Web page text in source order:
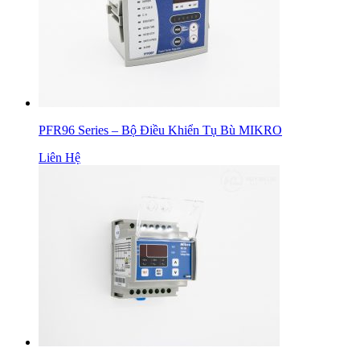
PFR96 Series – Bộ Điều Khiển Tụ Bù MIKRO
Liên Hệ